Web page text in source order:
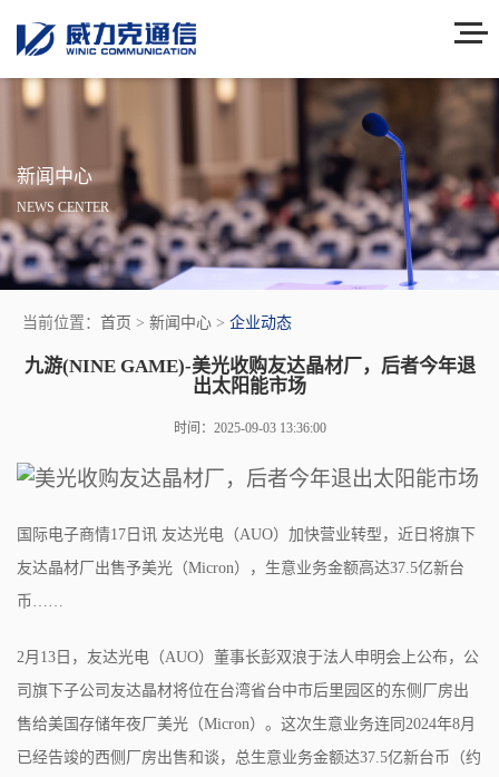
新闻中心
NEWS CENTER
当前位置： 首页 > 新闻中心 > 企业动态
九游(NINE GAME)-美光收购友达晶材厂，后者今年退
出太阳能市场
时间：2025-09-03 13:36:00
国际电子商情17日讯 友达光电（AUO）加快营业转型，近日将旗下
友达晶材厂出售予美光（Micron），生意业务金额高达37.5亿新台
币……
2月13日，友达光电（AUO）董事长彭双浪于法人申明会上公布，公
司旗下子公司友达晶材将位在台湾省台中市后里园区的东侧厂房出
售给美国存储年夜厂美光（Micron）。这次生意业务连同2024年8月
已经告竣的西侧厂房出售和谈，总生意业务金额达37.5亿新台币（约